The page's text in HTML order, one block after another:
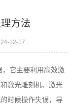
方法
12-17
它主要利用高效激
激光雕刻机、激光
时候操作失误，导